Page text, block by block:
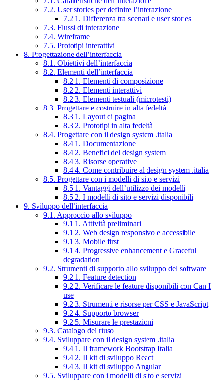
7.2. User stories per definire l’interazione
7.2.1. Differenza tra scenari e user stories
7.3. Flussi di interazione
7.4. Wireframe
7.5. Prototipi interattivi
8. Progettazione dell’interfaccia
8.1. Obiettivi dell’interfaccia
8.2. Elementi dell’interfaccia
8.2.1. Elementi di composizione
8.2.2. Elementi interattivi
8.2.3. Elementi testuali (microtesti)
8.3. Progettare e costruire in alta fedeltà
8.3.1. Layout di pagina
8.3.2. Prototipi in alta fedeltà
8.4. Progettare con il design system .italia
8.4.1. Documentazione
8.4.2. Benefici del design system
8.4.3. Risorse operative
8.4.4. Come contribuire al design system .italia
8.5. Progettare con i modelli di sito e servizi
8.5.1. Vantaggi dell’utilizzo dei modelli
8.5.2. I modelli di sito e servizi disponibili
9. Sviluppo dell’interfaccia
9.1. Approccio allo sviluppo
9.1.1. Attività preliminari
9.1.2. Web design responsivo e accessibile
9.1.3. Mobile first
9.1.4. Progressive enhancement e Graceful
degradation
9.2. Strumenti di supporto allo sviluppo del software
9.2.1. Feature detection
9.2.2. Verificare le feature disponibili con Can I
use
9.2.3. Strumenti e risorse per CSS e JavaScript
9.2.4. Supporto browser
9.2.5. Misurare le prestazioni
9.3. Catalogo del riuso
9.4. Sviluppare con il design system .italia
9.4.1. Il framework Bootstrap Italia
9.4.2. Il kit di sviluppo React
9.4.3. Il kit di sviluppo Angular
9.5. Sviluppare con i modelli di sito e servizi